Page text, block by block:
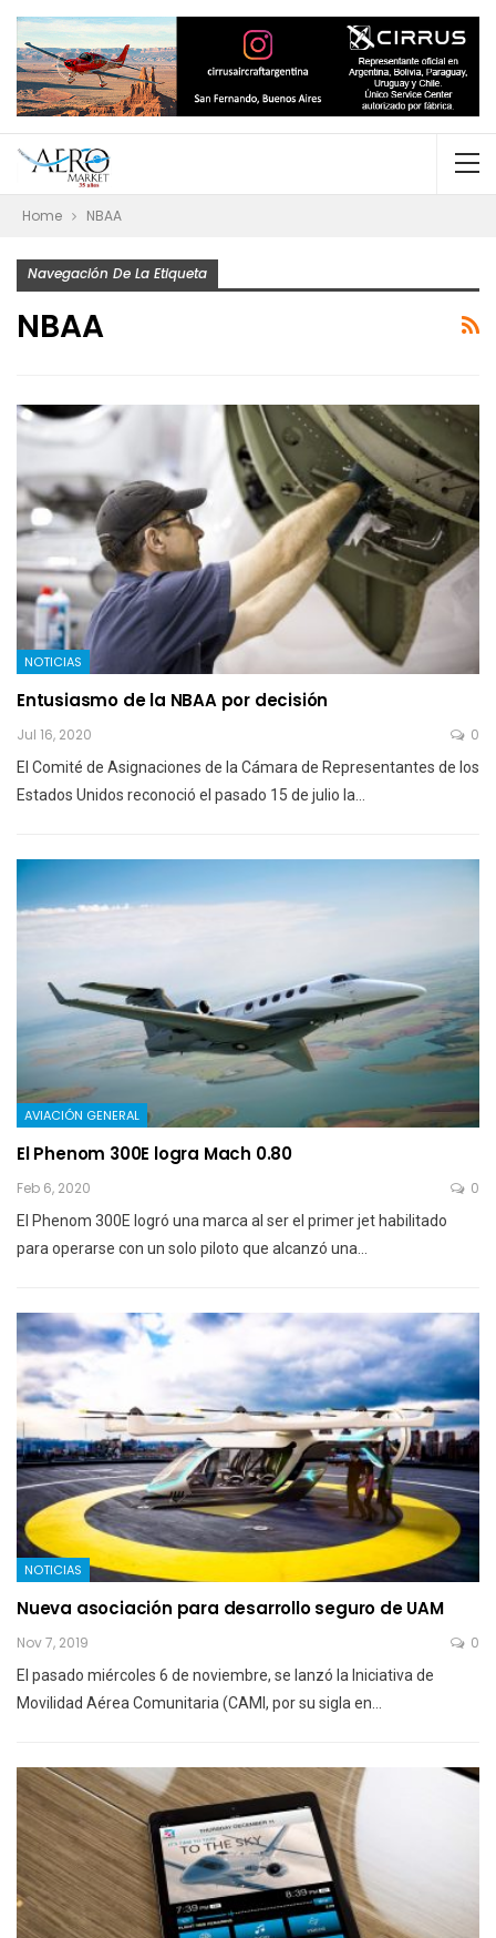
Home NBAA
Navegación De La Etiqueta
NBAA
NOTICIAS
Entusiasmo de la NBAA por decisión
Jul 16, 2020 0
El Comité de Asignaciones de la Cámara de Representantes de los
Estados Unidos reconoció el pasado 15 de julio la…
AVIACIÓN GENERAL
El Phenom 300E logra Mach 0.80
Feb 6, 2020 0
El Phenom 300E logró una marca al ser el primer jet habilitado
para operarse con un solo piloto que alcanzó una…
NOTICIAS
Nueva asociación para desarrollo seguro de UAM
Nov 7, 2019 0
El pasado miércoles 6 de noviembre, se lanzó la Iniciativa de
Movilidad Aérea Comunitaria (CAMI, por su sigla en…